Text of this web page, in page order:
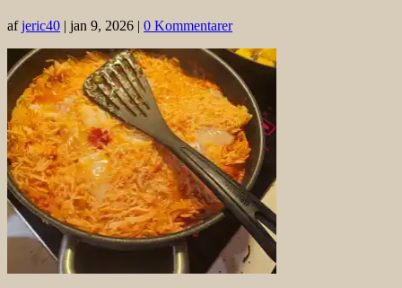
afjeric40 | jan 9, 2026 | 0 Kommentarer